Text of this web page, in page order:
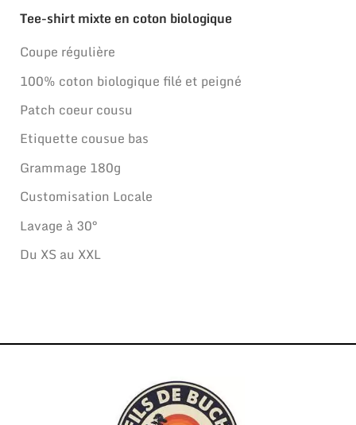
Tee-shirt mixte en coton biologique
Coupe régulière
100% coton biologique filé et peigné
Patch coeur cousu
Etiquette cousue bas
Grammage 180g
Customisation Locale
Lavage à 30°
Du XS au XXL